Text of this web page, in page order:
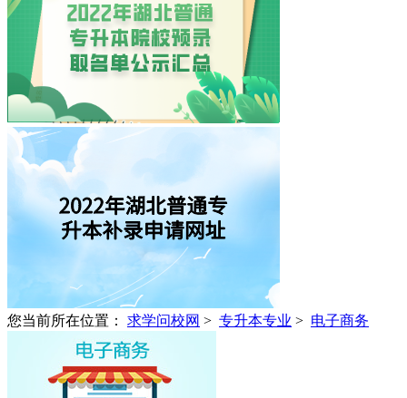
您当前所在位置： 求学问校网 > 专升本专业 > 电子商务